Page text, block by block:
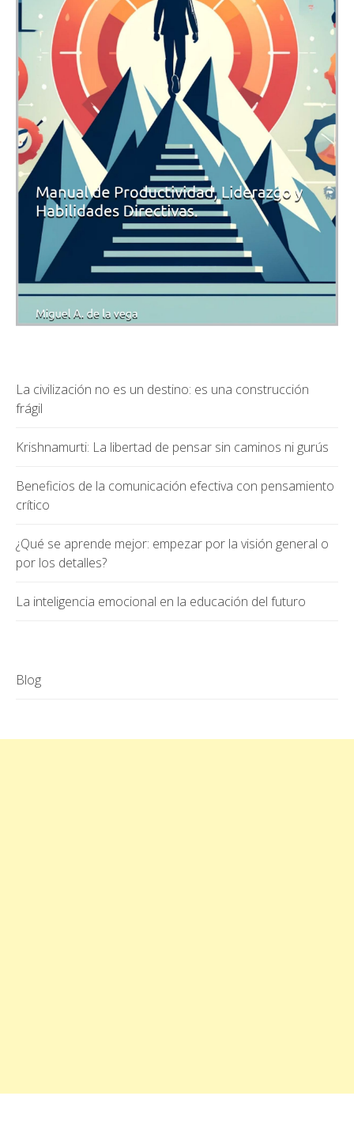
La civilización no es un destino: es una construcción
frágil
Krishnamurti: La libertad de pensar sin caminos ni gurús
Beneficios de la comunicación efectiva con pensamiento
crítico
¿Qué se aprende mejor: empezar por la visión general o
por los detalles?
La inteligencia emocional en la educación del futuro
Blog